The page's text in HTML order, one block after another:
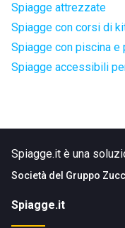
Spiagge attrezzate
Spiagge con corsi di
Spiagge con piscina e
Spiagge accessibili
Spiagge.it è una
Società del Gruppo
Spiagge.it